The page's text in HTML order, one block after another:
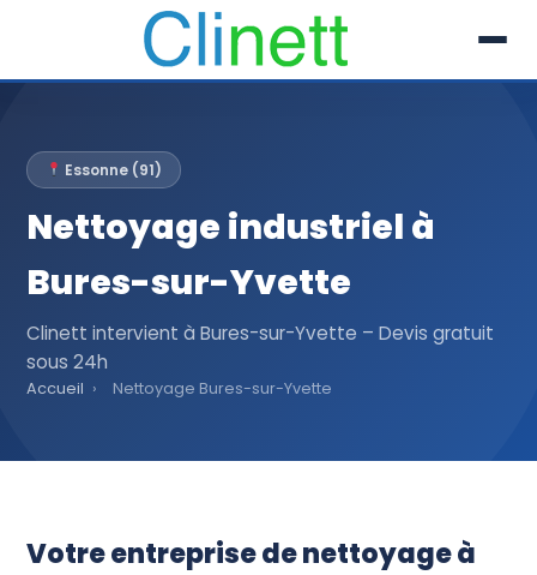
Prestations
Références
Recrutement
Devis Gratuit
Essonne (91)
Nettoyage industriel à
Bures-sur-Yvette
Clinett intervient à Bures-sur-Yvette – Devis gratuit
sous 24h
Accueil › Nettoyage Bures-sur-Yvette
Votre entreprise de nettoyage à